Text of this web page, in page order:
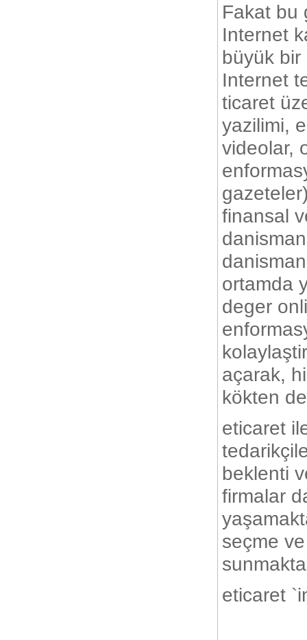
Fakat bu
Internet
büyük bir
Internet
ticaret
yazilimi,
videolar,
finansal
ortamda
deger
açarak,
kökten
eticaret
beklenti
firmalar
seçme
eticaret